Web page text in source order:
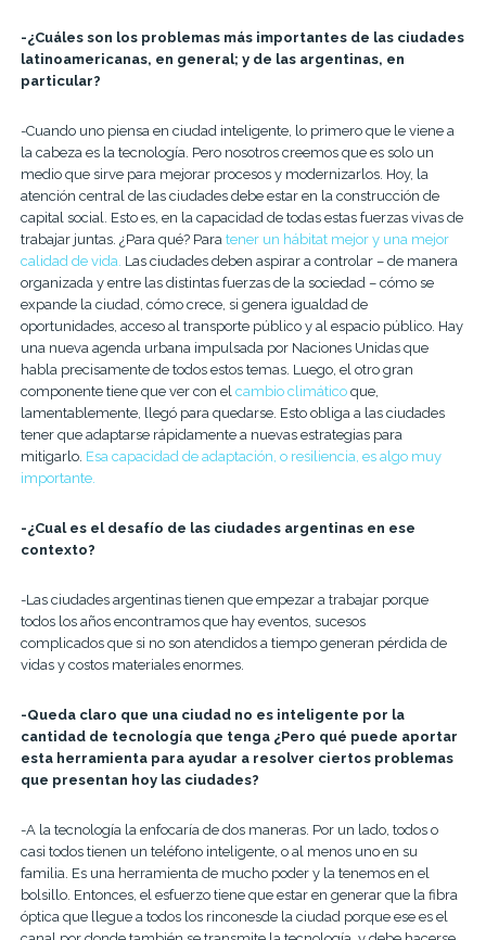
-¿Cuáles son los problemas más importantes de las ciudades
latinoamericanas, en general; y de las argentinas, en
particular?
-Cuando uno piensa en ciudad inteligente, lo primero que le viene a
la cabeza es la tecnología. Pero nosotros creemos que es solo un
medio que sirve para mejorar procesos y modernizarlos. Hoy, la
atención central de las ciudades debe estar en la construcción de
capital social. Esto es, en la capacidad de todas estas fuerzas vivas de
trabajar juntas. ¿Para qué? Para tener un hábitat mejor y una mejor
calidad de vida. Las ciudades deben aspirar a controlar – de manera
organizada y entre las distintas fuerzas de la sociedad – cómo se
expande la ciudad, cómo crece, si genera igualdad de
oportunidades, acceso al transporte público y al espacio público. Hay
una nueva agenda urbana impulsada por Naciones Unidas que
habla precisamente de todos estos temas. Luego, el otro gran
componente tiene que ver con el cambio climáticoque,
lamentablemente, llegó para quedarse. Esto obliga a las ciudades
tener que adaptarse rápidamente a nuevas estrategias para
mitigarlo. Esa capacidad de adaptación, o resiliencia, es algo muy
importante.
-¿Cual es el desafío de las ciudades argentinas en ese
contexto?
-Las ciudades argentinas tienen que empezar a trabajar porque
todos los años encontramos que hay eventos, sucesos
complicados que si no son atendidos a tiempo generan pérdida de
vidas y costos materiales enormes.
-Queda claro que una ciudad no es inteligente por la
cantidad de tecnología que tenga ¿Pero qué puede aportar
esta herramienta para ayudar a resolver ciertos problemas
que presentan hoy las ciudades?
-A la tecnología la enfocaría de dos maneras. Por un lado, todos o
casi todos tienen un teléfono inteligente, o al menos uno en su
familia. Es una herramienta de mucho poder y la tenemos en el
bolsillo. Entonces, el esfuerzo tiene que estar en generar que la fibra
óptica que llegue a todos los rinconesde la ciudad porque ese es el